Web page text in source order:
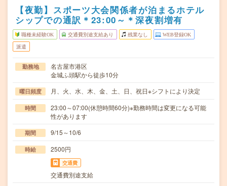
【夜勤】スポーツ大会関係者が泊まるホテル
シップでの通訳＊23:00～＊深夜割増有
職種未経験OK 交通費別途支給あり 残業なし WEB登録OK
派遣
勤務地
名古屋市港区
金城ふ頭駅から徒歩10分
曜日頻度 月、火、水、木、金、土、日、祝日※シフトにより決定
時間
23:00～07:00(休憩時間60分)※勤務時間は変更になる可能
性があります
期間 9/15～10/6
時給 2500円
交通費
交通費別途支給